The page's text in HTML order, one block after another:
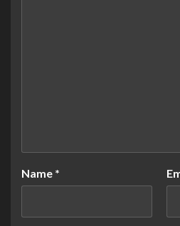
Name *